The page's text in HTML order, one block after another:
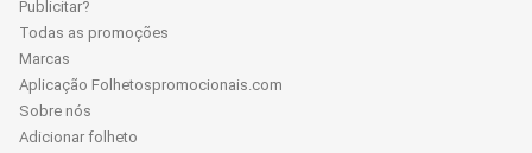
Publicitar?
Todas as promoções
Marcas
Aplicação Folhetospromocionais.com
Sobre nós
Adicionar folheto